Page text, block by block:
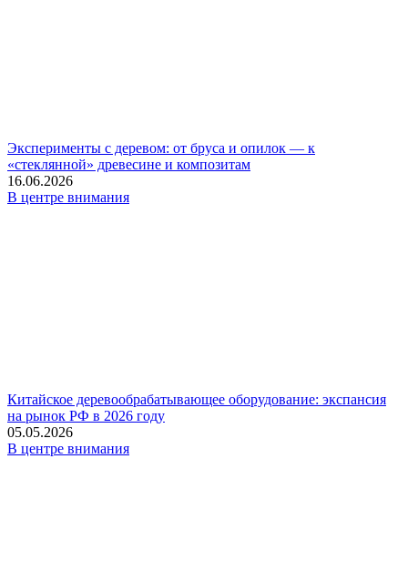
Эксперименты с деревом: от бруса и опилок — к
«стеклянной» древесине и композитам
16.06.2026
В центре внимания
Китайское деревообрабатывающее оборудование: экспансия
на рынок РФ в 2026 году
05.05.2026
В центре внимания